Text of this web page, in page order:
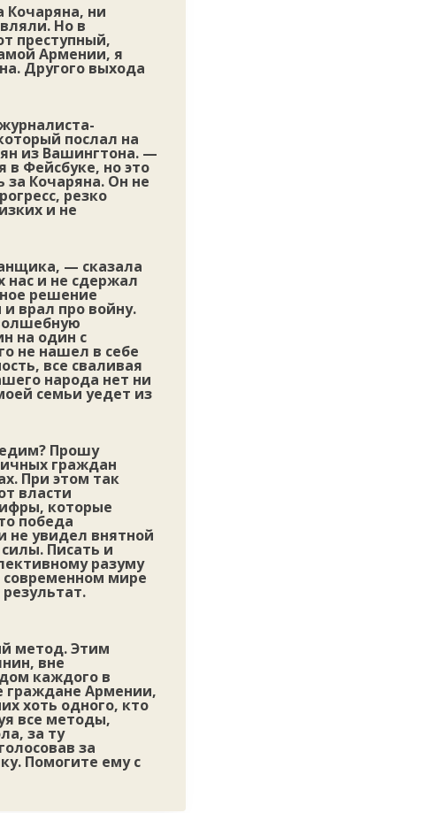
Кочаряна, ни
Но в
преступный,
Армении, я
Другого выхода
послал на
из Вашингтона. —
Фейсбуке, но это
за Кочаряна. Он не
резко
и не
— cказала
и не сдержал
решение
врал про войну.
на один с
не нашел в себе
все сваливая
народа нет ни
семьи уедет из
Прошу
граждан
При этом так
власти
которые
победа
не увидел внятной
Писать и
разуму
мире
метод. Этим
вне
каждого в
граждане Армении,
хоть одного, кто
все методы,
за ту
за
Помогите ему с